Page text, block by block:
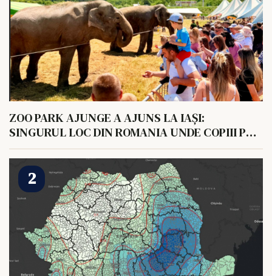
ZOO PARK AJUNGE A AJUNS LA IAȘI:
SINGURUL LOC DIN ROMANIA UNDE COPIII POT
HRANI UN ELEFANT